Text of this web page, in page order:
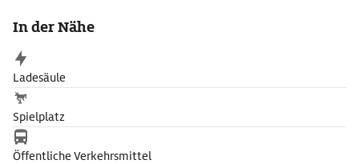
In der Nähe
Ladesäule
Spielplatz
Öffentliche Verkehrsmittel